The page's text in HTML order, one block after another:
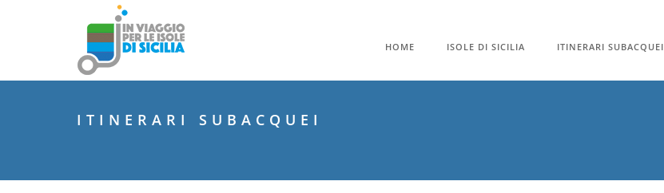
HOME ISOLE DI SICILIA ITINERARI SUBACQUEI
ITINERARI SUBACQUEI